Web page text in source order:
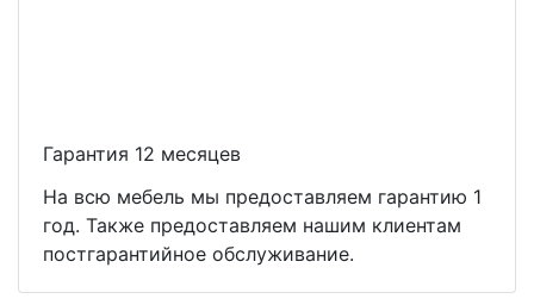
Гарантия 12 месяцев
На всю мебель мы предоставляем гарантию 1
год. Также предоставляем нашим клиентам
постгарантийное обслуживание.